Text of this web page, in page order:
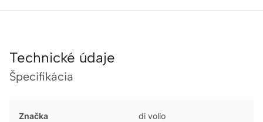
Technické údaje
Špecifikácia
Značka di volio